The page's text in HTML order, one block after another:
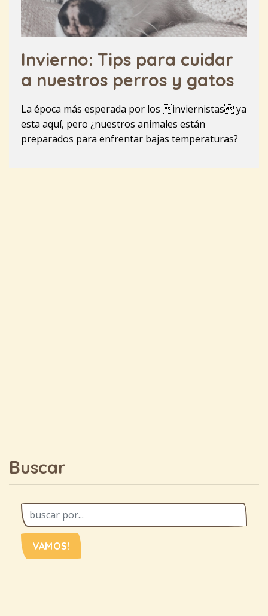
Invierno: Tips para cuidar
a nuestros perros y gatos
La época más esperada por los inviernistas ya
esta aquí, pero ¿nuestros animales están
preparados para enfrentar bajas temperaturas?
Buscar
VAMOS!